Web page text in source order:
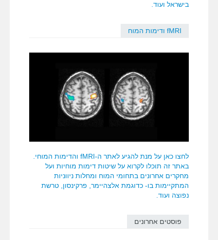
בישראל ועוד.
fMRI ודימות המוח
לחצו כאן על מנת להגיע לאתר ה-fMRI והדימות המוחי.
באתר זה תוכלו לקרוא על שיטות דימות מוחיות ועל
מחקרים אחרונים בתחומי המוח ומחלות ניווניות
המתקיימות בו- כדוגמת אלצהיימר, פרקינסון, טרשת
נפוצה ועוד.
פוסטים אחרונים